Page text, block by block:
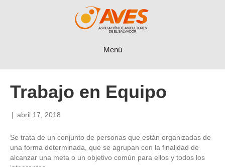
Menú
Trabajo en Equipo
| abril 17, 2018
Se trata de un conjunto de personas que están organizadas de
una forma determinada, que se agrupan con la finalidad de
alcanzar una meta o un objetivo común para ellos y todos los